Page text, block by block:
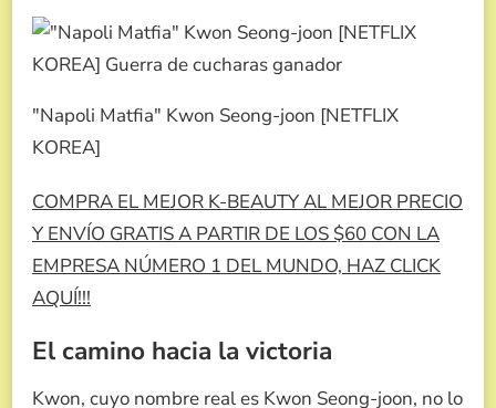
″Napoli Matfia″ Kwon Seong-joon [NETFLIX
KOREA]
COMPRA EL MEJOR K-BEAUTY AL MEJOR PRECIO
Y ENVÍO GRATIS A PARTIR DE LOS $60 CON LA
EMPRESA NÚMERO 1 DEL MUNDO, HAZ CLICK
AQUÍ!!!
El camino hacia la victoria
Kwon, cuyo nombre real es Kwon Seong-joon, no lo